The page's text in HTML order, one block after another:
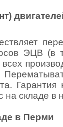
ЭЦВ (в
на складе
в Перми